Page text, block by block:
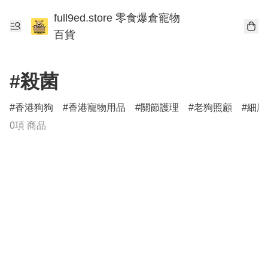
full9ed.store 零食爆倉寵物
百貨
#殺菌
香港狗狗 香港寵物用品 關節護理 老狗照顧
細
0項 商品